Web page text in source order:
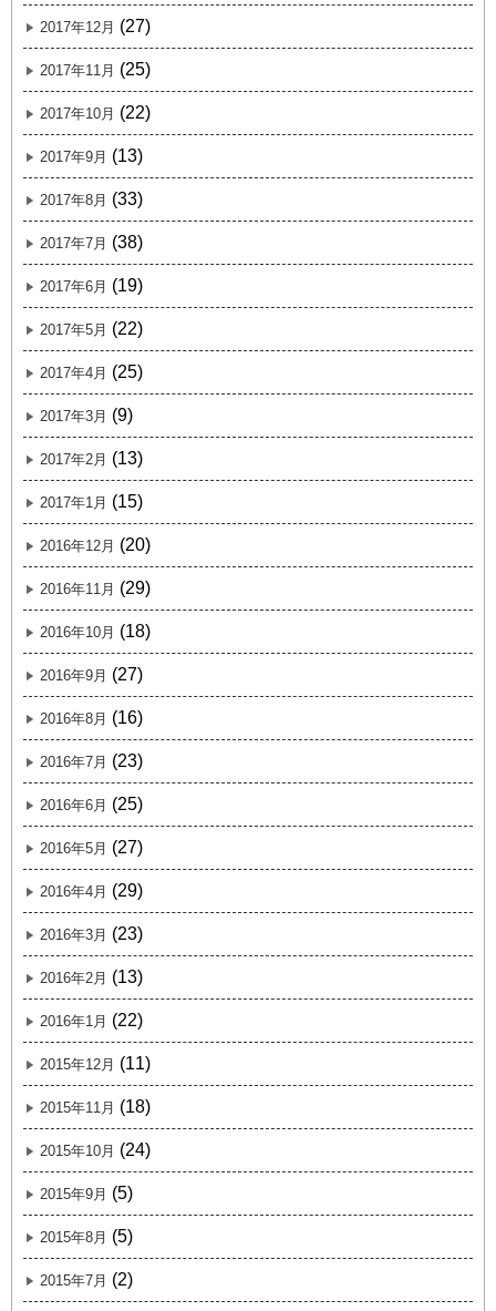
2017年12月 (27)
2017年11月 (25)
2017年10月 (22)
2017年9月 (13)
2017年8月 (33)
2017年7月 (38)
2017年6月 (19)
2017年5月 (22)
2017年4月 (25)
2017年3月 (9)
2017年2月 (13)
2017年1月 (15)
2016年12月 (20)
2016年11月 (29)
2016年10月 (18)
2016年9月 (27)
2016年8月 (16)
2016年7月 (23)
2016年6月 (25)
2016年5月 (27)
2016年4月 (29)
2016年3月 (23)
2016年2月 (13)
2016年1月 (22)
2015年12月 (11)
2015年11月 (18)
2015年10月 (24)
2015年9月 (5)
2015年8月 (5)
2015年7月 (2)